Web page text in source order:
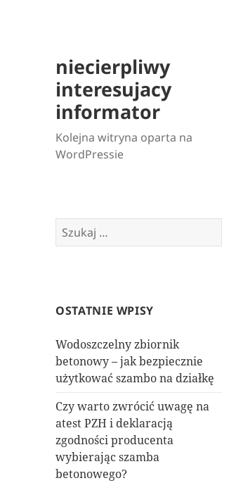
niecierpliwy
interesujacy
informator
Kolejna witryna oparta na
WordPressie
Szukaj:
OSTATNIE WPISY
Wodoszczelny zbiornik
betonowy – jak bezpiecznie
użytkować szambo na działkę
Czy warto zwrócić uwagę na
atest PZH i deklaracją
zgodności producenta
wybierając szamba
betonowego?